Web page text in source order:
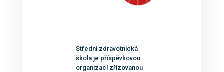
Střední zdravotnická
škola je příspěvkovou
organizací zřizovanou